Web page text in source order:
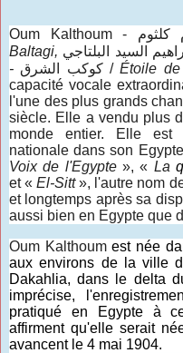
Oum Kalthoum - كلثوم
Baltagi, السيد البلتاجي
- كوكب الشرق/Étoile
capacité vocale
l'une des plus grands
siècle. Elle a vendu plus
monde entier. Elle est
nationale dans son
Voix de l'Egypte », « La
et «El-Sitt», l'autre nom
et longtemps après sa
aussi bien en Egypte que
Oum Kalthoumest née
aux environs de la ville
Dakahlia, dans le delta
imprécise,
pratiqué en Egypte à
affirment qu'elle serait
avancent le 4 mai 1904.